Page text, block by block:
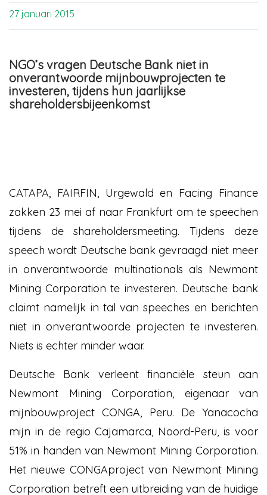
27 januari 2015
NGO’s vragen Deutsche Bank niet in
onverantwoorde mijnbouwprojecten te
investeren, tijdens hun jaarlijkse
shareholdersbijeenkomst
CATAPA, FAIRFIN, Urgewald en Facing Finance
zakken 23 mei af naar Frankfurt om te speechen
tijdens de shareholdersmeeting. Tijdens deze
speech wordt Deutsche bank gevraagd niet meer
in onverantwoorde multinationals als Newmont
Mining Corporation te investeren. Deutsche bank
claimt namelijk in tal van speeches en berichten
niet in onverantwoorde projecten te investeren.
Niets is echter minder waar.
Deutsche Bank verleent financiële steun aan
Newmont Mining Corporation, eigenaar van
mijnbouwproject CONGA, Peru. De Yanacocha
mijn in de regio Cajamarca, Noord-Peru, is voor
51% in handen van Newmont Mining Corporation.
Het nieuwe CONGAproject van Newmont Mining
Corporation betreft een uitbreiding van de huidige